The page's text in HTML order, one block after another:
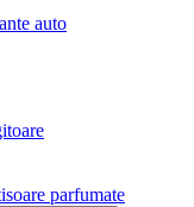
auto
parfumate